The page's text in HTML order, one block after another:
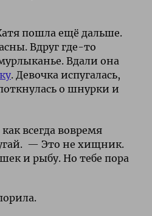
пошла ещё дальше.
Вдруг где-то
Вдали она
. Девочка испугалась,
о шнурки и
всегда вовремя
— Это не хищник.
и рыбу. Но тебе пора